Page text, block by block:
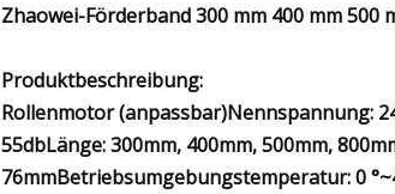
Zhaowei-Förderband 300 mm 400 mm 500
Produktbeschreibung:
Rollenmotor (anpassbar)Nennspannung:
55dbLänge: 300mm, 400mm, 500mm,
76mmBetriebsumgebungstemperatur: 0